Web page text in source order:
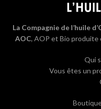
La Compagnie de l’huile
AOC, AOP et Bio produite
Qui
Vous êtes un